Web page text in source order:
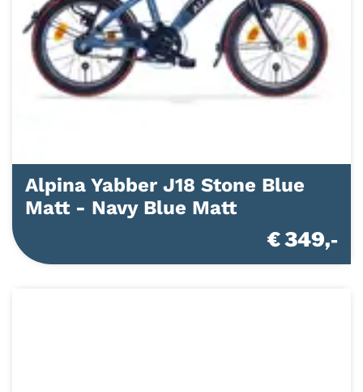
Alpina Yabber J18 Stone Blue
Matt - Navy Blue Matt
€ 349,-